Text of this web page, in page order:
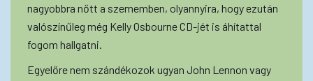
nagyobbra nőtt a szememben, olyannyira, hogy ezután
valószínűleg még Kelly Osbourne CD-jét is áhítattal
fogom hallgatni.
Egyelőre nem szándékozok ugyan John Lennon vagy